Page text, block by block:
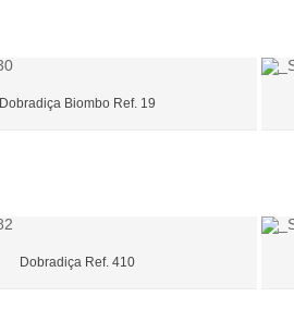
Dobradiça Biombo Ref. 19
Dobradiça Ref. 410